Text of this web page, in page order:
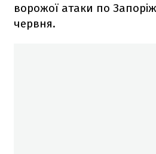
ворожої атаки по
червня.